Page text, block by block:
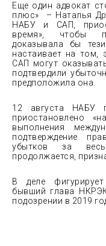
Еще один адвокат
плюс» – Наталья
НАБУ и САП,
время», чтобы
доказывала бы
настаивает на том,
САП могут
подтвердили
предположила она.
12 августа НАБУ
приостановлено
выполнения
подтверждение
убытков за
продолжается,
В деле
бывший глава
подозрении в 2019